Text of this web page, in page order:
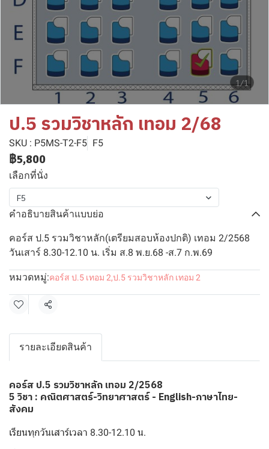
1/1
ป.5 รวมวิชาหลัก เทอม 2/68
SKU : P5MS-T2-F5 F5
฿5,800
เลือกที่นั่ง
F5
คำอธิบายสินค้าแบบย่อ
คอร์ส ป.5 รวมวิชาหลัก(เตรียมสอบห้องปกติ) เทอม 2/2568
วันเสาร์ 8.30-12.10 น. เริ่ม ส.8 พ.ย.68 -ส.7 ก.พ.69
หมวดหมู่:คอร์ส ป.5 เทอม 2,ป.5 รวมวิชาหลัก เทอม 2
แชร์
รายละเอียดสินค้า
คอร์ส ป.5 รวมวิชาหลัก เทอม 2/2568
5 วิชา : คณิตศาสตร์-วิทยาศาสตร์ - English-ภาษาไทย-
สังคม
เรียนทุกวันเสาร์เวลา 8.30-12.10 น.